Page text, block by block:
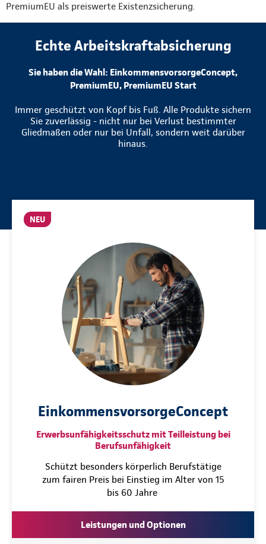
PremiumEU als preiswerte Existenzsicherung.
Echte Arbeitskraftabsicherung
Sie haben die Wahl: EinkommensvorsorgeConcept,
PremiumEU, PremiumEU Start
Immer geschützt von Kopf bis Fuß. Alle Produkte sichern
Sie zuverlässig - nicht nur bei Verlust bestimmter
Gliedmaßen oder nur bei Unfall, sondern weit darüber
hinaus.
NEU
EinkommensvorsorgeConcept
Erwerbsunfähigkeitsschutz mit Teilleistung bei
Berufsunfähigkeit
Schützt besonders körperlich Berufstätige
zum fairen Preis bei Einstieg im Alter von 15
bis 60 Jahre
Leistungen und Optionen